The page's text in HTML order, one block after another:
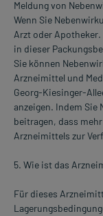
Meldung von
Wenn Sie
Arzt oder
in dieser
Sie können
Arzneimittel und
Georg-Kiesinger-
anzeigen. Indem Sie
beitragen, dass
Arzneimittels zur
5. Wie ist das
Für dieses